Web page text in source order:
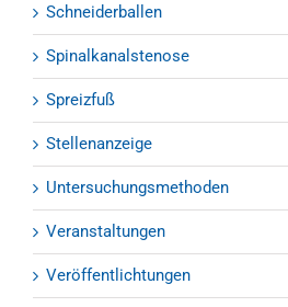
Schneiderballen
Spinalkanalstenose
Spreizfuß
Stellenanzeige
Untersuchungsmethoden
Veranstaltungen
Veröffentlichtungen